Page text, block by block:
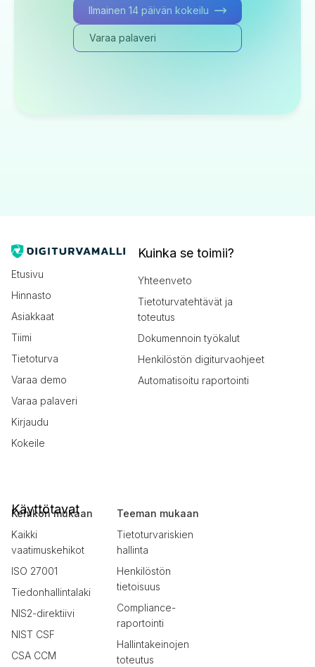
Ilmainen 14 päivän kokeilu
Varaa palaveri
Etusivu
Hinnasto
Asiakkaat
Tiimi
Tietoturva
Varaa demo
Varaa palaveri
Kirjaudu
Kokeile
Kuinka se toimii?
Yhteenveto
Tietoturvatehtävät ja
toteutus
Dokumennoin työkalut
Henkilöstön digiturvaohjeet
Automatisoitu raportointi
Käyttötavat
Kehikon mukaan
Kaikki
vaatimuskehikot
ISO 27001
Tiedonhallintalaki
NIS2-direktiivi
NIST CSF
CSA CCM
Teeman mukaan
Tietoturvariskien
hallinta
Henkilöstön
tietoisuus
Compliance-
raportointi
Hallintakeinojen
toteutus